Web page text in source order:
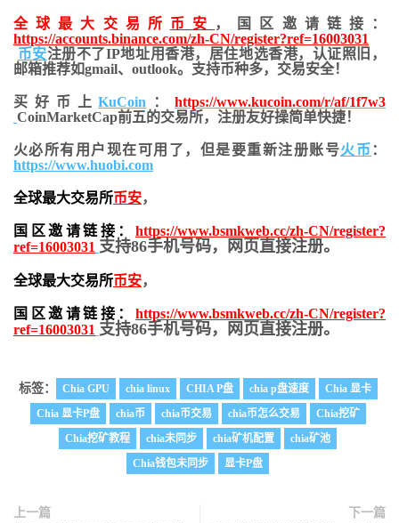
全球最大交易所 币安
，国区邀请链接：
https://accounts.binance.com/zh-CN/register?ref=16003031
币安注册不了IP地址用香港，居住地选香港，认证照旧，
邮箱推荐如gmail、outlook。支持币种多，交易安全！
买好币上KuCoin ：https://www.kucoin.com/r/af/1f7w3
CoinMarketCap前五的交易所，注册友好操简单快捷！
火必所有用户现在可用了，但是要重新注册账号火币 ：
https://www.huobi.com
全球最大交易所币安，
国区邀请链接： https://www.bsmkweb.cc/zh-CN/register?
ref=16003031 支持86手机号码，网页直接注册。
全球最大交易所币安，
国区邀请链接： https://www.bsmkweb.cc/zh-CN/register?
ref=16003031 支持86手机号码，网页直接注册。
标签： Chia GPU chia linux CHIA P盘 chia p盘速度
Chia 显卡
Chia 显卡P盘
chia币 chia币交易 chia币怎么交易
Chia挖矿
Chia挖矿教程
chia未同步 chia矿机配置
chia矿池
Chia钱包未同步
显卡P盘
上一篇
下一篇